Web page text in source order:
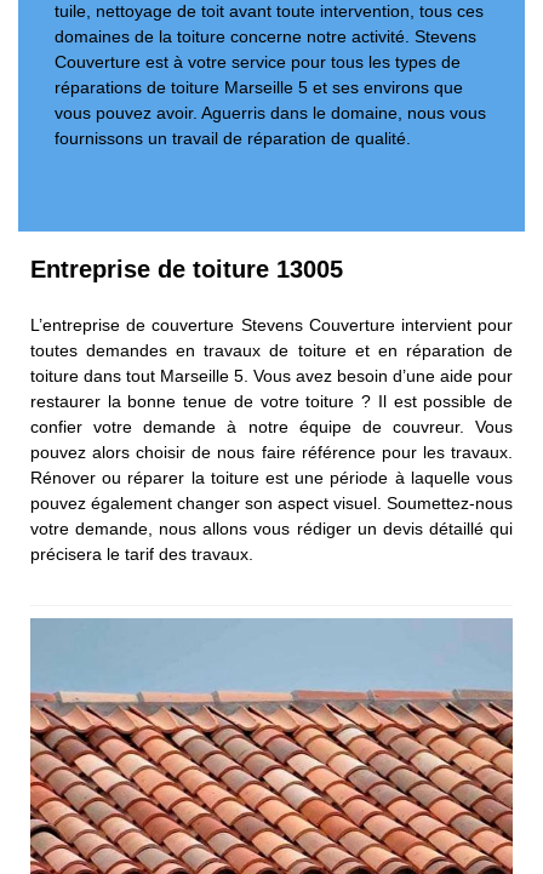
tuile, nettoyage de toit avant toute intervention, tous ces
domaines de la toiture concerne notre activité. Stevens
Couverture est à votre service pour tous les types de
réparations de toiture Marseille 5 et ses environs que
vous pouvez avoir. Aguerris dans le domaine, nous vous
fournissons un travail de réparation de qualité.
Entreprise de toiture 13005
L’entreprise de couverture Stevens Couverture intervient pour
toutes demandes en travaux de toiture et en réparation de
toiture dans tout Marseille 5. Vous avez besoin d’une aide pour
restaurer la bonne tenue de votre toiture ? Il est possible de
confier votre demande à notre équipe de couvreur. Vous
pouvez alors choisir de nous faire référence pour les travaux.
Rénover ou réparer la toiture est une période à laquelle vous
pouvez également changer son aspect visuel. Soumettez-nous
votre demande, nous allons vous rédiger un devis détaillé qui
précisera le tarif des travaux.